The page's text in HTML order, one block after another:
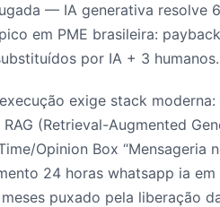
— IA generativa resolve
em PME brasileira:
por IA + 3 humanos.
exige stack
(Retrieval-Augmented
Opinion Box “Mensageria
24 horas whatsapp ia
puxado pela liberação